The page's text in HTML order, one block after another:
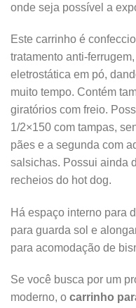
onde seja possível a
Este carrinho é
tratamento anti-
eletrostática em pó,
muito tempo. Contém
giratórios com freio.
1/2×150 com tampas,
pães e a segunda com
salsichas. Possui ainda
recheios do hot dog.
Há espaço interno para
para guarda sol e
para acomodação de
Se você busca por um
moderno, o carrinho